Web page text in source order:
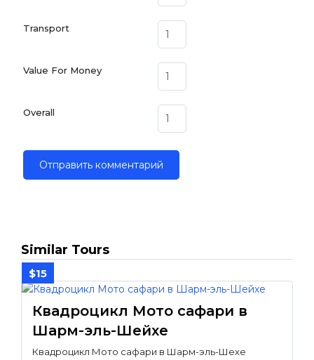
Transport
Value For Money
Overall
Similar Tours
$15
Квадроцикл Мото сафари в
Шарм-эль-Шейхе
Квадроцикл Мото сафари в Шарм-эль-Шехе